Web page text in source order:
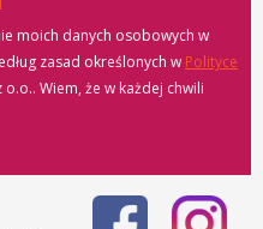
moich danych osobowych w
zasad określonych w Polityce
o.o.. Wiem, że w każdej chwili